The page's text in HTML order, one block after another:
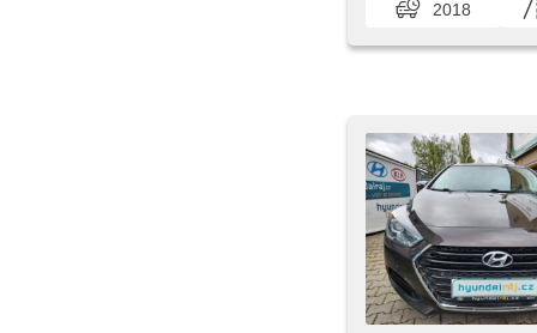
2018